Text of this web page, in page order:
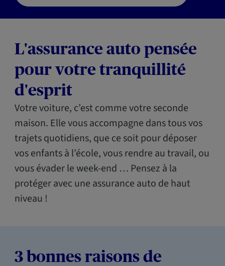
L'assurance auto pensée
pour votre tranquillité
d'esprit
Votre voiture, c’est comme votre seconde
maison. Elle vous accompagne dans tous vos
trajets quotidiens, que ce soit pour déposer
vos enfants à l’école, vous rendre au travail, ou
vous évader le week-end … Pensez à la
protéger avec une assurance auto de haut
niveau !
3 bonnes raisons de